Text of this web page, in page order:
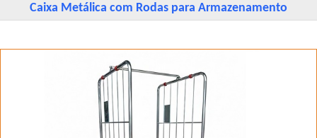
Caixa Metálica com Rodas para Armazenamento